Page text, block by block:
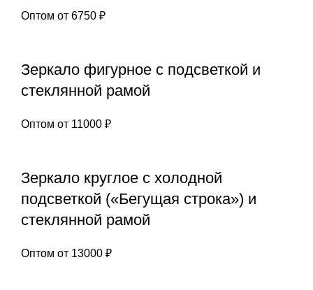
Оптом от 6750 ₽
Зеркало фигурное с подсветкой и
стеклянной рамой
Оптом от 11000 ₽
Зеркало круглое с холодной
подсветкой («Бегущая строка») и
стеклянной рамой
Оптом от 13000 ₽